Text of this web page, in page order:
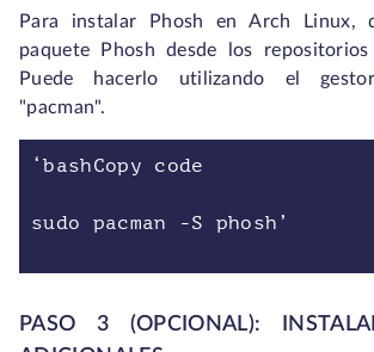
Para instalar Phosh en Arch Linux,
paquete Phosh desde los
Puede hacerlo utilizando el
"pacman".
‘bashCopy code
sudo pacman -S phosh’
PASO 3 (OPCIONAL):